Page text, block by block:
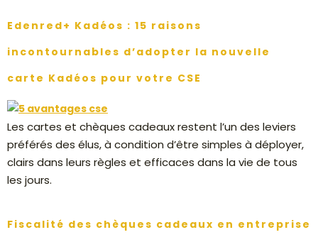
Edenred+ Kadéos : 15 raisons
incontournables d’adopter la nouvelle
carte Kadéos pour votre CSE
Les cartes et chèques cadeaux restent l’un des leviers
préférés des élus, à condition d’être simples à déployer,
clairs dans leurs règles et efficaces dans la vie de tous
les jours.
Fiscalité des chèques cadeaux en entreprise